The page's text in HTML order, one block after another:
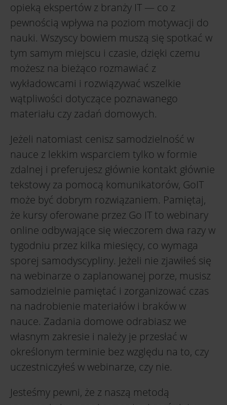
opieką ekspertów z branży IT — co z
pewnością wpływa na poziom motywacji do
nauki. Wszyscy bowiem muszą się spotkać w
tym samym miejscu i czasie, dzięki czemu
możesz na bieżąco rozmawiać z
wykładowcami i rozwiązywać wszelkie
wątpliwości dotyczące poznawanego
materiału czy zadań domowych.
Jeżeli natomiast cenisz samodzielność w
nauce z lekkim wsparciem tylko w formie
zdalnej i preferujesz głównie kontakt głównie
tekstowy za pomocą komunikatorów, GoIT
może być dobrym rozwiązaniem. Pamiętaj,
że kursy oferowane przez Go IT to webinary
online odbywające się wieczorem dwa razy w
tygodniu przez kilka miesięcy, co wymaga
sporej samodyscypliny. Jeżeli nie zjawiłeś się
na webinarze o zaplanowanej porze, musisz
samodzielnie pamiętać i zorganizować czas
na nadrobienie materiałów i braków w
nauce. Zadania domowe odrabiasz we
własnym zakresie i należy je przesłać w
określonym terminie bez względu na to, czy
uczestniczyłeś w webinarze, czy nie.
Jesteśmy pewni, że z naszą metodą